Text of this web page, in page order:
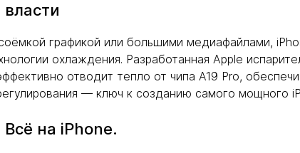
графикой или большими медиафайлами,
охлаждения. Разработанная Apple
отводит тепло от чипа A19 Pro,
— ключ к созданию самого мощного
на iPhone.